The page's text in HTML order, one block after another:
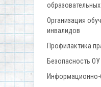
образовательных
Организация
инвалидов
Профилактика
Безопасность ОУ
Информационно-